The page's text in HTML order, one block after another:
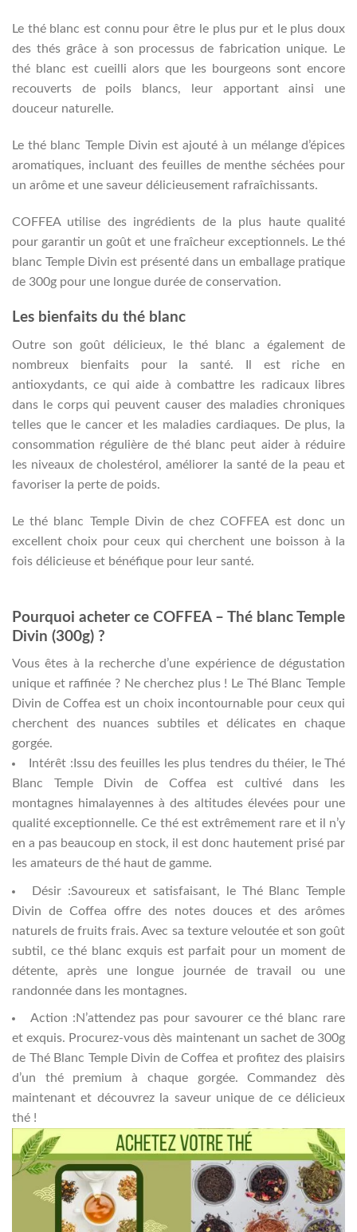
Le thé blanc est connu pour être le plus pur et le plus doux
des thés grâce à son processus de fabrication unique. Le
thé blanc est cueilli alors que les bourgeons sont encore
recouverts de poils blancs, leur apportant ainsi une
douceur naturelle.
Le thé blanc Temple Divin est ajouté à un mélange d’épices
aromatiques, incluant des feuilles de menthe séchées pour
un arôme et une saveur délicieusement rafraîchissants.
COFFEA utilise des ingrédients de la plus haute qualité
pour garantir un goût et une fraîcheur exceptionnels. Le thé
blanc Temple Divin est présenté dans un emballage pratique
de 300g pour une longue durée de conservation.
Les bienfaits du thé blanc
Outre son goût délicieux, le thé blanc a également de
nombreux bienfaits pour la santé. Il est riche en
antioxydants, ce qui aide à combattre les radicaux libres
dans le corps qui peuvent causer des maladies chroniques
telles que le cancer et les maladies cardiaques. De plus, la
consommation régulière de thé blanc peut aider à réduire
les niveaux de cholestérol, améliorer la santé de la peau et
favoriser la perte de poids.
Le thé blanc Temple Divin de chez COFFEA est donc un
excellent choix pour ceux qui cherchent une boisson à la
fois délicieuse et bénéfique pour leur santé.
Pourquoi acheter ce COFFEA – Thé blanc Temple
Divin (300g) ?
Vous êtes à la recherche d’une expérience de dégustation
unique et raffinée ? Ne cherchez plus ! Le Thé Blanc Temple
Divin de Coffea est un choix incontournable pour ceux qui
cherchent des nuances subtiles et délicates en chaque
gorgée.
Intérêt :Issu des feuilles les plus tendres du théier, le Thé
Blanc Temple Divin de Coffea est cultivé dans les
montagnes himalayennes à des altitudes élevées pour une
qualité exceptionnelle. Ce thé est extrêmement rare et il n’y
en a pas beaucoup en stock, il est donc hautement prisé par
les amateurs de thé haut de gamme.
Désir :Savoureux et satisfaisant, le Thé Blanc Temple
Divin de Coffea offre des notes douces et des arômes
naturels de fruits frais. Avec sa texture veloutée et son goût
subtil, ce thé blanc exquis est parfait pour un moment de
détente, après une longue journée de travail ou une
randonnée dans les montagnes.
Action :N’attendez pas pour savourer ce thé blanc rare
et exquis. Procurez-vous dès maintenant un sachet de 300g
de Thé Blanc Temple Divin de Coffea et profitez des plaisirs
d’un thé premium à chaque gorgée. Commandez dès
maintenant et découvrez la saveur unique de ce délicieux
thé !